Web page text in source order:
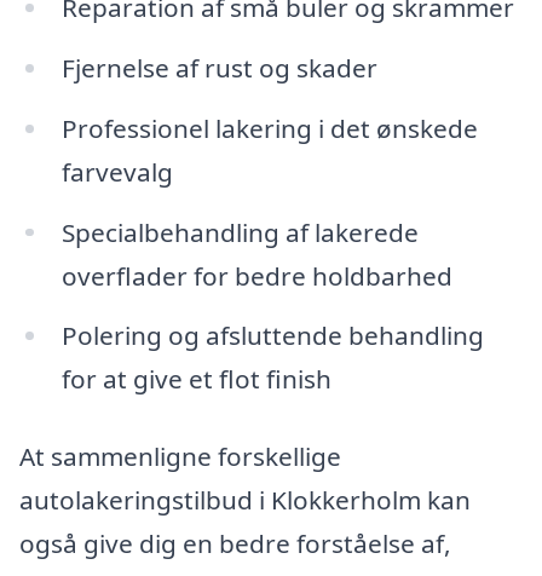
Reparation af små buler og skrammer
Fjernelse af rust og skader
Professionel lakering i det ønskede
farvevalg
Specialbehandling af lakerede
overflader for bedre holdbarhed
Polering og afsluttende behandling
for at give et flot finish
At sammenligne forskellige
autolakeringstilbud i Klokkerholm kan
også give dig en bedre forståelse af,